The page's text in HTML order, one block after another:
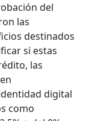
del
las
destinados
si estas
las
digital
como